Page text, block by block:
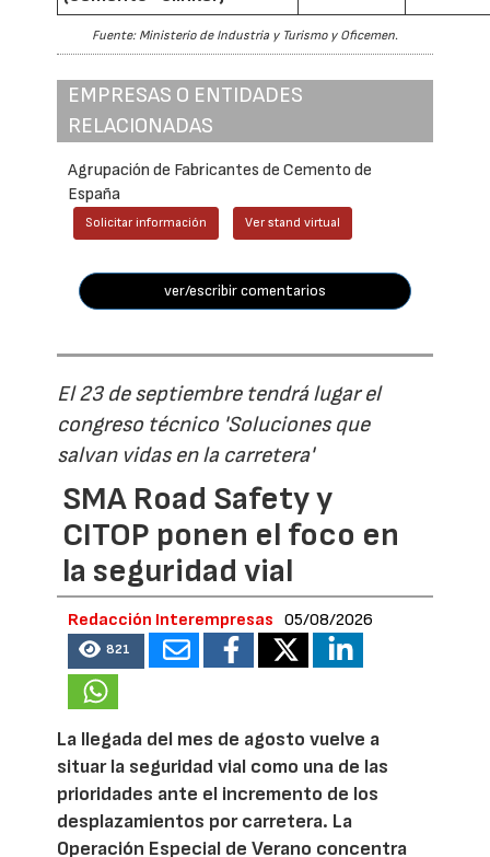
Fuente: Ministerio de Industria y Turismo y Oficemen.
EMPRESAS O ENTIDADES
RELACIONADAS
Agrupación de Fabricantes de Cemento de
España
Solicitar información Ver stand virtual
ver/escribir comentarios
El 23 de septiembre tendrá lugar el
congreso técnico 'Soluciones que
salvan vidas en la carretera'
SMA Road Safety y
CITOP ponen el foco en
la seguridad vial
Redacción Interempresas 05/08/2026
821
La llegada del mes de agosto vuelve a
situar la seguridad vial como una de las
prioridades ante el incremento de los
desplazamientos por carretera. La
Operación Especial de Verano concentra